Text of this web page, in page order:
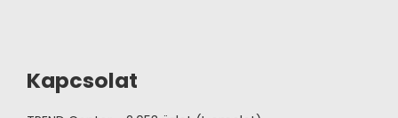
Kapcsolat